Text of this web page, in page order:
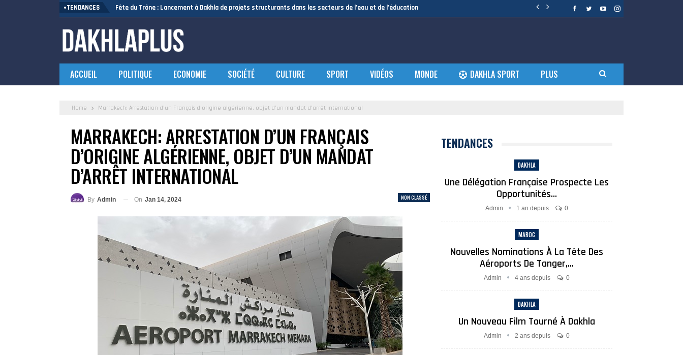
TENDANCES Fête du Trône : Lancement à Dakhla de projets structurants dans les secteurs de l’eau et de l’éducation
ACCUEIL POLITIQUE ECONOMIE SOCIÉTÉ CULTURE SPORT VIDÉOS MONDE DAKHLA SPORT PLUS
Home Marrakech: Arrestation d’un Français d’origine algérienne, objet d’un mandat d’arrêt international
MARRAKECH: ARRESTATION D’UN FRANÇAIS
D’ORIGINE ALGÉRIENNE, OBJET D’UN MANDAT
D’ARRÊT INTERNATIONAL
NON CLASSÉ
By Admin On Jan 14, 2024
TENDANCES
DAKHLA
Une Délégation Française Prospecte Les
Opportunités…
Admin 1 an depuis 0
MAROC
Nouvelles Nominations À La Tête Des
Aéroports De Tanger,…
Admin 4 ans depuis 0
DAKHLA
Un Nouveau Film Tourné À Dakhla
Admin 2 ans depuis 0